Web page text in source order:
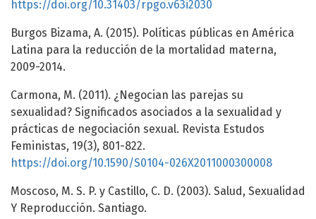
https://doi.org/10.31403/rpgo.v63i2030
Burgos Bizama, A. (2015). Políticas públicas en América
Latina para la reducción de la mortalidad materna,
2009-2014.
Carmona, M. (2011). ¿Negocian las parejas su
sexualidad? Significados asociados a la sexualidad y
prácticas de negociación sexual. Revista Estudos
Feministas, 19(3), 801-822.
https://doi.org/10.1590/S0104-026X2011000300008
Moscoso, M. S. P. y Castillo, C. D. (2003). Salud, Sexualidad
Y Reproducción. Santiago.